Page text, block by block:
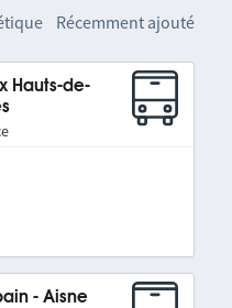
Récemment ajouté
Hauts-de-
- Aisne